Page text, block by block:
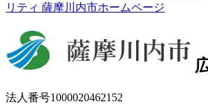
リティ 薩摩川内市ホームページ
法人番号1000020462152